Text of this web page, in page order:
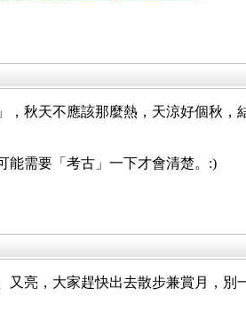
，秋天不應該那麼熱，天涼好個秋
能需要「考古」一下才會清楚。:)
又亮，大家趕快出去散步兼賞月，別